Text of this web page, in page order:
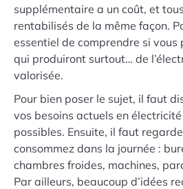
supplémentaire a un coût, et
rentabilisés de la même façon.
essentiel de comprendre si vous
qui produiront surtout… de
valorisée.
Pour bien poser le sujet, il faut
vos besoins actuels en
possibles. Ensuite, il faut
consommez dans la journée :
chambres froides, machines,
Par ailleurs, beaucoup d’idées